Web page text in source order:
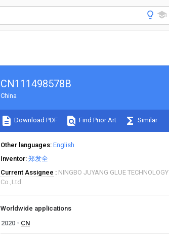
CN111498578B
China
Download PDF Find Prior Art Similar
Other languages English
Inventor 郑发全
Current Assignee
NINGBO JUYANG GLUE TECHNOLOGY
Co.,Ltd.
Worldwide applications
2020
CN